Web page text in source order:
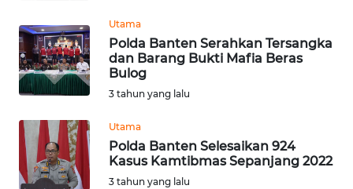
Utama
Polda Banten Serahkan Tersangka
dan Barang Bukti Mafia Beras
Bulog
3 tahun yang lalu
Utama
Polda Banten Selesaikan 924
Kasus Kamtibmas Sepanjang 2022
3 tahun yang lalu
DAIRI
WN
DANAU
WN
NIAS